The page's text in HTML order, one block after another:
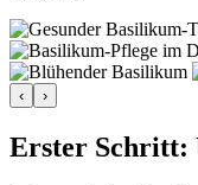
‹ ›
Erster Schritt: